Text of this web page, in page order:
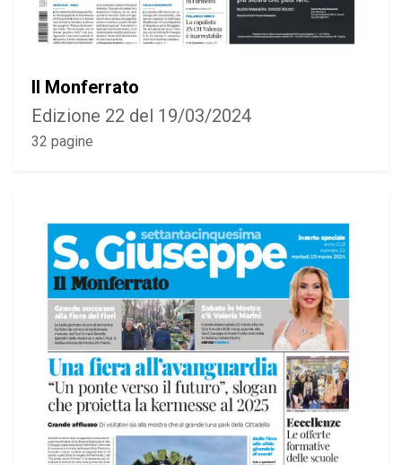
Il Monferrato
Edizione 22 del 19/03/2024
32 pagine